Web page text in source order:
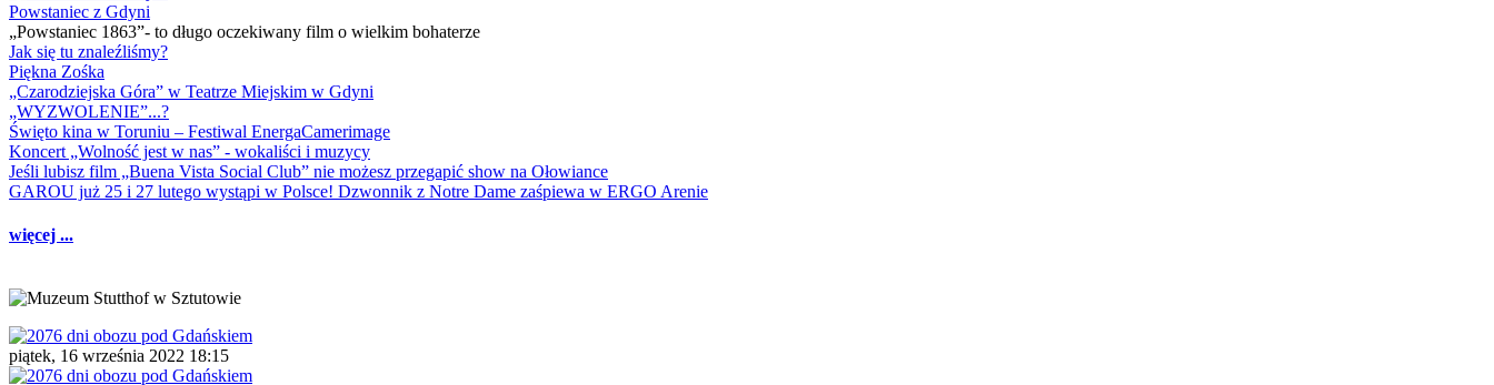
Powstaniec z Gdyni
„Powstaniec 1863”- to długo oczekiwany film o wielkim bohaterze
Jak się tu znaleźliśmy?
Piękna Zośka
„Czarodziejska Góra” w Teatrze Miejskim w Gdyni
„WYZWOLENIE”...?
Święto kina w Toruniu – Festiwal EnergaCamerimage
Koncert „Wolność jest w nas” - wokaliści i muzycy
Jeśli lubisz film „Buena Vista Social Club” nie możesz przegapić show na Ołowiance
GAROU już 25 i 27 lutego wystąpi w Polsce! Dzwonnik z Notre Dame zaśpiewa w ERGO Arenie
więcej ...
piątek, 16 września 2022 18:15